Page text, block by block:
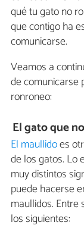
qué tu gato no
que contigo ha
comunicarse.
Veamos a
de comunicarse
ronroneo:
El gato que
El maullidoes
de los gatos. Lo
muy distintos
puede hacerse
maullidos.
los siguientes: